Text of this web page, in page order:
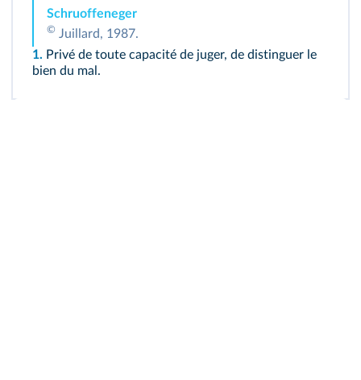
Schruoffeneger
© Juillard, 1987.
1. Privé de toute capacité de juger, de distinguer le
bien du mal.